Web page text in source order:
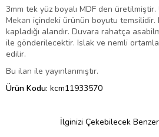
3mm tek yüz boyalı MDF den üretilmiştir.
Mekan içindeki ürünün boyutu
kapladığı alandır. Duvara rahatça
ile gönderilecektir. Islak ve nemli
edilir.
Bu ilan ile yayınlanmıştır.
Ürün Kodu: kcm11933570
İlginizi Çekebilecek